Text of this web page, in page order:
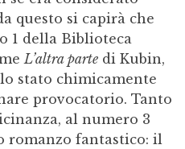
questo si capirà che
1 della Biblioteca
L’altra parte di Kubin,
stato chimicamente
provocatorio. Tanto
al numero 3
romanzo fantastico: il